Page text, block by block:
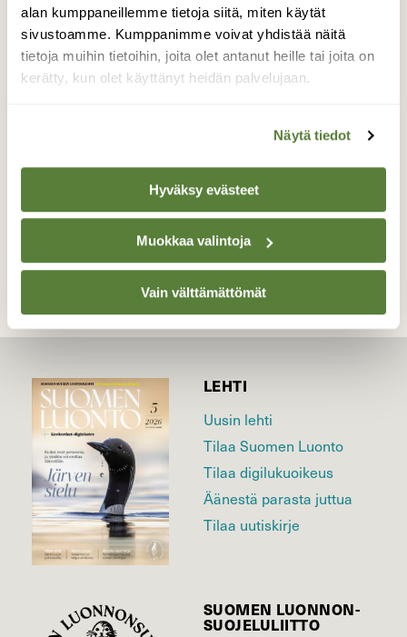
alan kumppaneillemme tietoja siitä, miten käytät
sivustoamme. Kumppanimme voivat yhdistää näitä
tietoja muihin tietoihin, joita olet antanut heille tai joita on
kerätty, kun olet käyttänyt heidän palvelujaan.
Näytä tiedot
Hyväksy evästeet
Muokkaa valintoja
Vain välttämättömät
Pilvisen päivän iloinen yllätys rantapolun
varrella: Toisen sukupolven paatsamasinisiipi
ruokailemassa kiireettömästi pietaryrtin
kukinnolla.
TAKAISIN LISTAAN
LEHTI
Uusin lehti
Tilaa Suomen Luonto
Tilaa digilukuoikeus
Äänestä parasta juttua
Tilaa uutiskirje
SUOMEN LUONNON­
SUOJELU­LIITTO